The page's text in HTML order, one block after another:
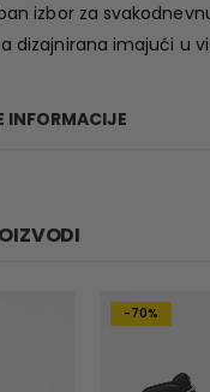
izbor za
dizajnirana imajući u
INFORMACIJE
-70%